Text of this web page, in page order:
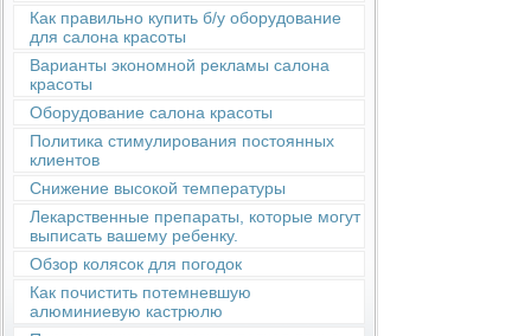
Как правильно купить б/у оборудование
для салона красоты
Варианты экономной рекламы салона
красоты
Оборудование салона красоты
Политика стимулирования постоянных
клиентов
Снижение высокой температуры
Лекарственные препараты, которые могут
выписать вашему ребенку.
Обзор колясок для погодок
Как почистить потемневшую
алюминиевую кастрюлю